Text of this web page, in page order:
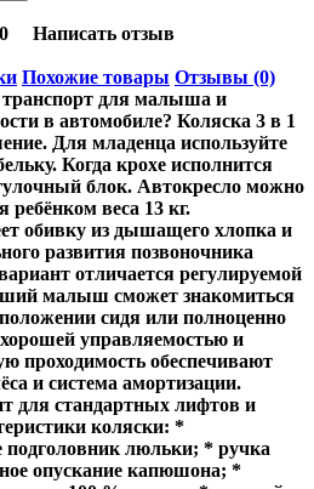
Написать отзыв
Похожие товары Отзывы (0)
для малыша и
в автомобиле? Коляска 3 в 1
Для младенца используйте
Когда крохе исполнится
блок. Автокресло можно
ребёнком веса 13 кг.
обивку из дышащего хлопка и
развития позвоночника
отличается регулируемой
малыш сможет знакомиться
сидя или полноценно
управляемостью и
проходимость обеспечивают
и система амортизации.
для стандартных лифтов и
коляски: *
люльки; * ручка
опускание капюшона; *